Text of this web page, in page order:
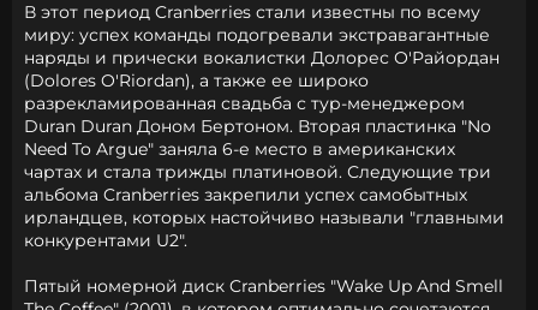
В этот период Cranberries стали известны по всему
миру: успех команды подогревали экстравагантные
наряды и прически вокалистки Долорес О'Райордан
(Dolores O'Riordan), а также ее широко
разрекламированная свадьба с тур-менеджером
Duran Duran Доном Бертоном. Вторая пластинка "No
Need To Argue" заняла 6-е место в американских
чартах и стала трижды платиновой. Следующие три
альбома Cranberries закрепили успех самобытных
ирландцев, которых настойчиво называли "главными
конкурентами U2".
Пятый номерной диск Cranberries "Wake Up And Smell